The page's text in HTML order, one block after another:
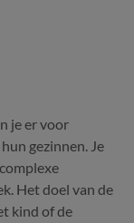
je er voor
gezinnen. Je
Het doel van de
kind of de